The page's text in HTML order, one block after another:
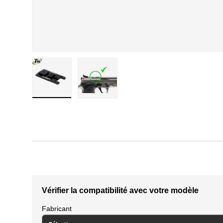
Vérifier la compatibilité avec votre modèle
Fabricant